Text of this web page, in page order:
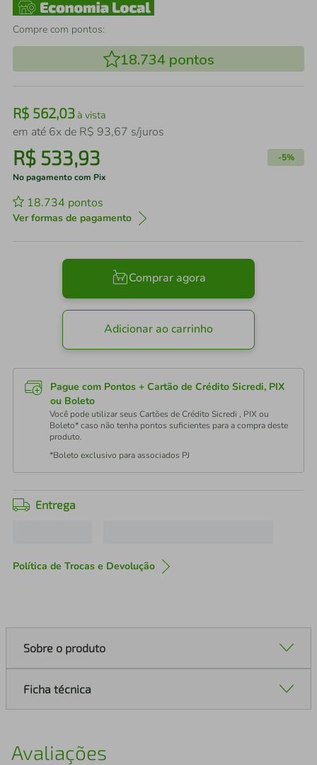
Compre com pontos:
18.734pontos
R$ 562,03à vista
em até 6x de R$ 93,67 s/juros
R$ 533,93 -5%
No pagamento com Pix
18.734 pontos
Ver formas de pagamento
Comprar agora
Adicionar ao carrinho
Pague com Pontos + Cartão de Crédito Sicredi, PIX
ou Boleto
Você pode utilizar seus Cartões de Crédito Sicredi , PIX ou
Boleto* caso não tenha pontos suficientes para a compra deste
produto.
*Boleto exclusivo para associados PJ
Entrega
Política de Trocas e Devolução
Sobre o produto
Ficha técnica
Avaliações